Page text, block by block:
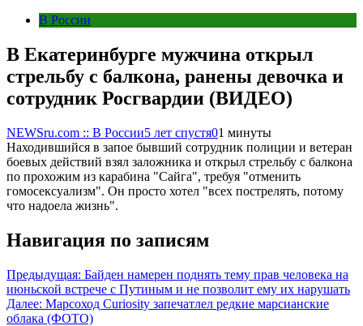
В России
В Екатеринбурге мужчина открыл
стрельбу с балкона, ранены девочка и
сотрудник Росгвардии (ВИДЕО)
NEWSru.com :: В России5 лет спустя01 минуты
Находившийся в запое бывший сотрудник полиции и ветеран
боевых действий взял заложника и открыл стрельбу с балкона
по прохожим из карабина "Сайга", требуя "отменить
гомосексуализм". Он просто хотел "всех пострелять, потому
что надоела жизнь".
Навигация по записям
Предыдущая: Байден намерен поднять тему прав человека на
июньской встрече с Путиным и не позволит ему их нарушать
Далее: Марсоход Curiosity запечатлел редкие марсианские
облака (ФОТО)